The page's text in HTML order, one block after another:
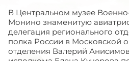
В Центральном музее
Монино знаменитую
делегация регионального
полка России в Московской
отделения Валерий